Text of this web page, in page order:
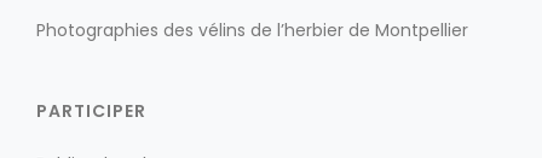
Photographies des vélins de l’herbier de Montpellier
PARTICIPER